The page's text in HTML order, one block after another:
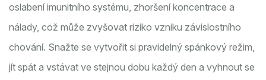
oslabení imunitního systému, zhoršení koncentrace a
nálady, což může zvyšovat riziko vzniku závislostního
chování. Snažte se vytvořit si pravidelný spánkový režim,
jít spát a vstávat ve stejnou dobu každý den a vyhnout se